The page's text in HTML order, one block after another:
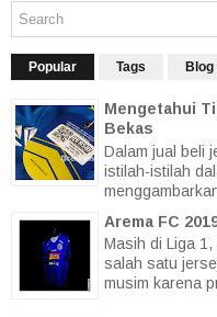
Popular Tags Blog
Mengetahui
Bekas
Dalam jual beli
istilah-istilah
Arema FC
Masih di Liga
salah satu
musim karena